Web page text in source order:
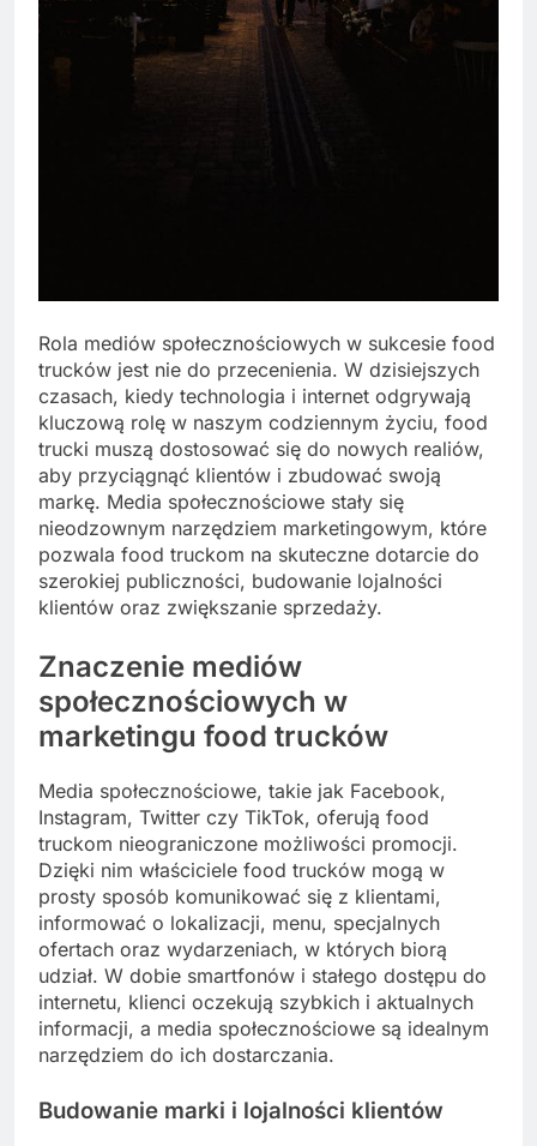
Rola mediów społecznościowych w sukcesie food
trucków jest nie do przecenienia. W dzisiejszych
czasach, kiedy technologia i internet odgrywają
kluczową rolę w naszym codziennym życiu, food
trucki muszą dostosować się do nowych realiów,
aby przyciągnąć klientów i zbudować swoją
markę. Media społecznościowe stały się
nieodzownym narzędziem marketingowym, które
pozwala food truckom na skuteczne dotarcie do
szerokiej publiczności, budowanie lojalności
klientów oraz zwiększanie sprzedaży.
Znaczenie mediów
społecznościowych w
marketingu food trucków
Media społecznościowe, takie jak Facebook,
Instagram, Twitter czy TikTok, oferują food
truckom nieograniczone możliwości promocji.
Dzięki nim właściciele food trucków mogą w
prosty sposób komunikować się z klientami,
informować o lokalizacji, menu, specjalnych
ofertach oraz wydarzeniach, w których biorą
udział. W dobie smartfonów i stałego dostępu do
internetu, klienci oczekują szybkich i aktualnych
informacji, a media społecznościowe są idealnym
narzędziem do ich dostarczania.
Budowanie marki i lojalności klientów